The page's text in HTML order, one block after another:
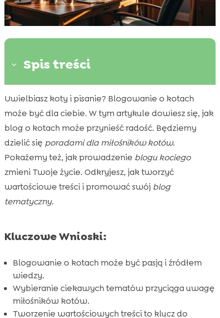
3 Spis treści
 Dlaczego warto pisać bloga o kotach?
 Jakie tematy poruszać na blogu o kotach?
 Tworzenie wartościowych treści o kotach
 Jak zacząć blogowanie o kotach?
 Narzędzia i oprogramowanie do blogowania

Promowanie bloga w mediach
społecznościowych
 Jak pisać angażujące artykuły?
Zabezpieczenie bloga przed kradzieżą treści
rynku?
 Znaczenie SEO dla bloga o kotach
 Inspiracje do pisania na blogu o kotach
Relacja z innymi blogerami kociarskimi
Uwielbiasz koty i pisanie? Blogowanie o kotach
może być dla ciebie. W tym artykule dowiesz się, jak
blog o kotach może przynieść radość. Będziemy
dzielić się poradami dla miłośników kotów.
Pokażemy też, jak prowadzenie blogu kociego
zmieni Twoje życie. Odkryjesz, jak tworzyć
wartościowe treści i promować swój blog
tematyczny.
Kluczowe Wnioski:
Blogowanie o kotach może być pasją i źródłem
wiedzy.
Wybieranie ciekawych tematów przyciąga uwagę
miłośników kotów.
Tworzenie wartościowych treści to klucz do